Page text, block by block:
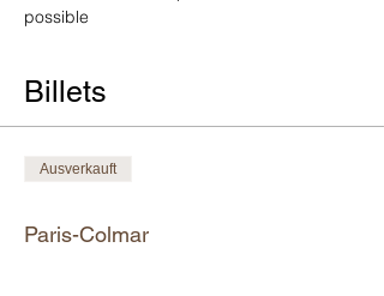
possible
Billets
Ausverkauft
Paris-Colmar